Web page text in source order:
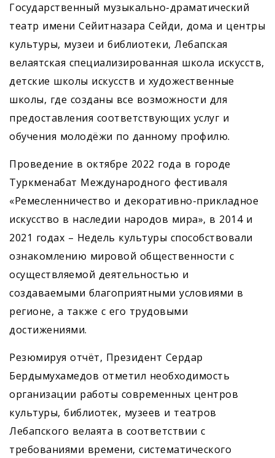
Государственный музыкально-драматический
театр имени Сейитназара Сейди, дома и центры
культуры, музеи и библиотеки, Лебапская
велаятская специализированная школа искусств,
детские школы искусств и художественные
школы, где созданы все возможности для
предоставления соответствующих услуг и
обучения молодёжи по данному профилю.
Проведение в октябре 2022 года в городе
Туркменабат Международного фестиваля
«Ремесленничество и декоративно-прикладное
искусство в наследии народов мира», в 2014 и
2021 годах – Недель культуры способствовали
ознакомлению мировой общественности с
осуществляемой деятельностью и
создаваемыми благоприятными условиями в
регионе, а также с его трудовыми
достижениями.
Резюмируя отчёт, Президент Сердар
Бердымухамедов отметил необходимость
организации работы современных центров
культуры, библиотек, музеев и театров
Лебапского велаята в соответствии с
требованиями времени, систематического